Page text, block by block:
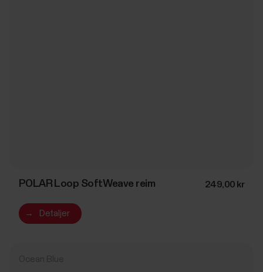
POLAR Loop SoftWeave reim 249,00 kr
→ Detaljer